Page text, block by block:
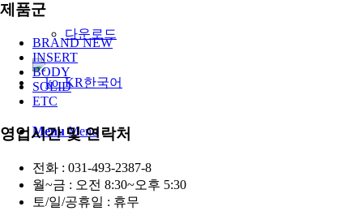
다운로드
한국어
Menu Menu
제품군
BRAND NEW
INSERT
BODY
SOLID
ETC
영업시간 및 연락처
전화 : 031-493-2387-8
월~금 : 오전 8:30~오후 5:30
토/일/공휴일 : 휴무